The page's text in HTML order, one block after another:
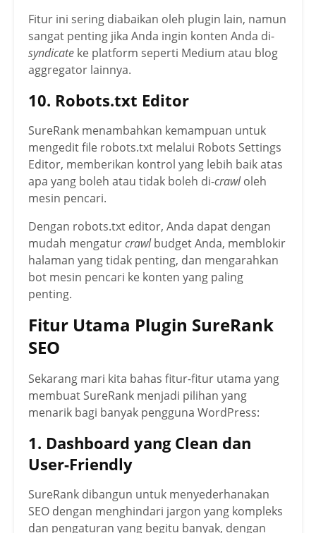
Fitur ini sering diabaikan oleh plugin lain, namun
sangat penting jika Anda ingin konten Anda di-
syndicate ke platform seperti Medium atau blog
aggregator lainnya.
10. Robots.txt Editor
SureRank menambahkan kemampuan untuk
mengedit file robots.txt melalui Robots Settings
Editor, memberikan kontrol yang lebih baik atas
apa yang boleh atau tidak boleh di-crawloleh
mesin pencari.
Dengan robots.txt editor, Anda dapat dengan
mudah mengaturcrawlbudget Anda, memblokir
halaman yang tidak penting, dan mengarahkan
bot mesin pencari ke konten yang paling
penting.
Fitur Utama Plugin SureRank
SEO
Sekarang mari kita bahas fitur-fitur utama yang
membuat SureRank menjadi pilihan yang
menarik bagi banyak pengguna WordPress:
1. Dashboard yang Clean dan
User-Friendly
SureRank dibangun untuk menyederhanakan
SEO dengan menghindari jargon yang kompleks
dan pengaturan yang begitu banyak, dengan